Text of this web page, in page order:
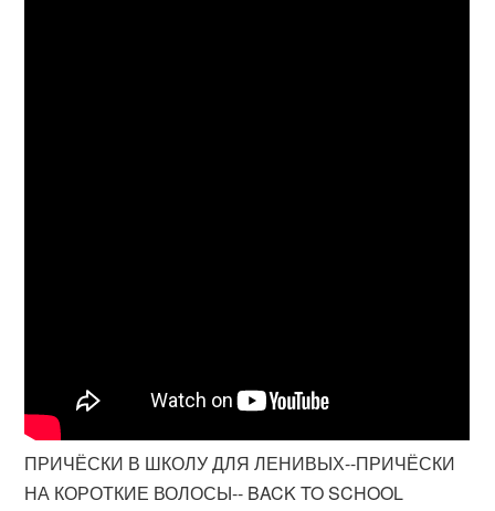
ПРИЧЁСКИ В ШКОЛУ ДЛЯ ЛЕНИВЫХ--ПРИЧЁСКИ
НА КОРОТКИЕ ВОЛОСЫ-- BACK TO SCHOOL